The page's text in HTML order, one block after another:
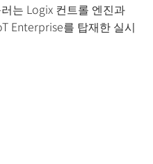
는 Logix 컨트롤 엔진과
Enterprise를 탑재한 실시